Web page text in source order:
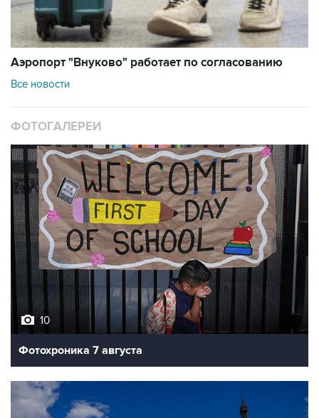
Аэропорт "Внуково" работает по согласованию
Все новости
ФОТОГАЛЕРЕИ
10
Фотохроника 7 августа